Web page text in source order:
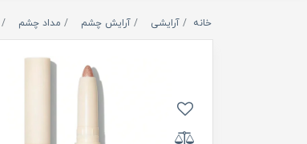
خانه آرایشی آرایش چشم مداد چشم